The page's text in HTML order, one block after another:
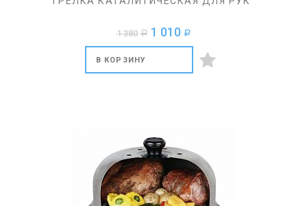
1 380 a 1 010 a
В КОРЗИНУ